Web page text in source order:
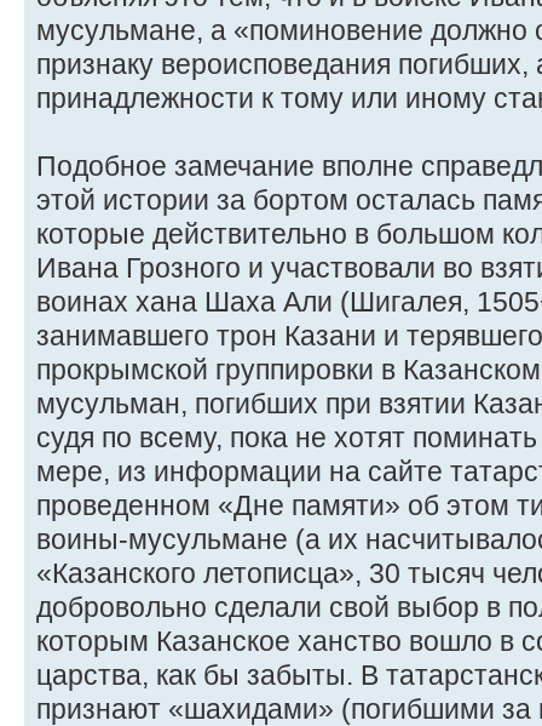
мусульмане, а «поминовение должно
признаку вероисповедания погибших,
принадлежности к тому или иному
Подобное замечание вполне
этой истории за бортом осталась
которые действительно в большом
Ивана Грозного и участвовали во
воинах хана Шаха Али (Шигалея,
занимавшего трон Казани и
прокрымской группировки в
мусульман, погибших при взятии
судя по всему, пока не хотят
мере, из информации на сайте
проведенном «Дне памяти» об этом
воины-мусульмане (а их
«Казанского летописца», 30 тысяч
добровольно сделали свой выбор в
которым Казанское ханство вошло в
царства, как бы забыты. В
признают «шахидами» (погибшими за